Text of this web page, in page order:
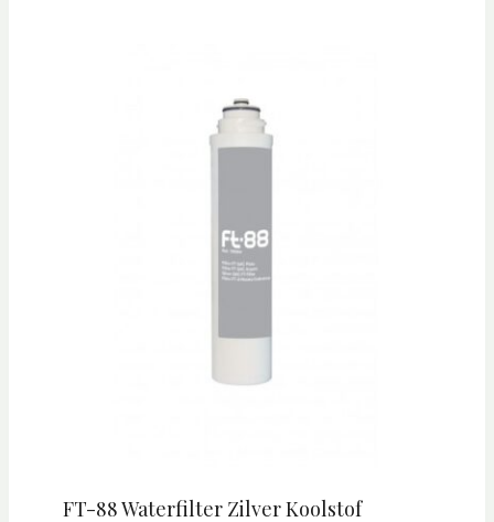
FT-88 Waterfilter Zilver Koolstof